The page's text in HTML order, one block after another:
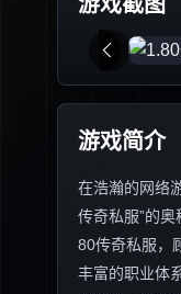
游戏简介
在浩瀚的网络
传奇私服”的
80传奇私服，
丰富的职业体